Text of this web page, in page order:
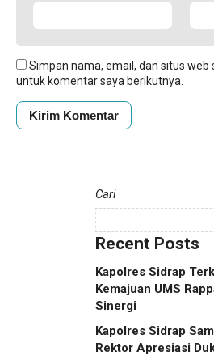
Simpan nama, email, dan situs web
untuk komentar saya berikutnya.
Cari
Recent Posts
Kapolres Sidrap
Kemajuan UMS
Sinergi
Kapolres Sidrap
Rektor Apresiasi